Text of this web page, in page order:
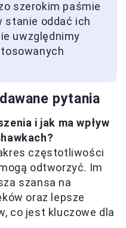
szerokim paśmie
stanie oddać ich
uwzględnimy
pytania
i jak ma wpływ
częstotliwości
odtworzyć. Im
szansa na
oraz lepsze
co jest kluczowe dla